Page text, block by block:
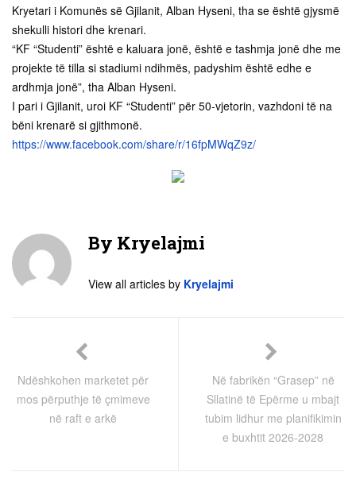
Kryetari i Komunës së Gjilanit, Alban Hyseni, tha se është gjysmë
shekulli histori dhe krenari.
“KF “Studenti” është e kaluara jonë, është e tashmja jonë dhe me
projekte të tilla si stadiumi ndihmës, padyshim është edhe e
ardhmja jonë”, tha Alban Hyseni.
I pari i Gjilanit, uroi KF “Studenti” për 50-vjetorin, vazhdoni të na
bëni krenarë si gjithmonë.
https://www.facebook.com/share/r/16fpMWqZ9z/
By Kryelajmi
View all articles by Kryelajmi
Ndëshkohen marketet për
mos përputhje të çmimeve
në raft e arkë
Në fabrikën “Grasep” në
Sllatinë të Epërme u mbajt
tubim lidhur me planifikimin
e buxhtit 2026-2028